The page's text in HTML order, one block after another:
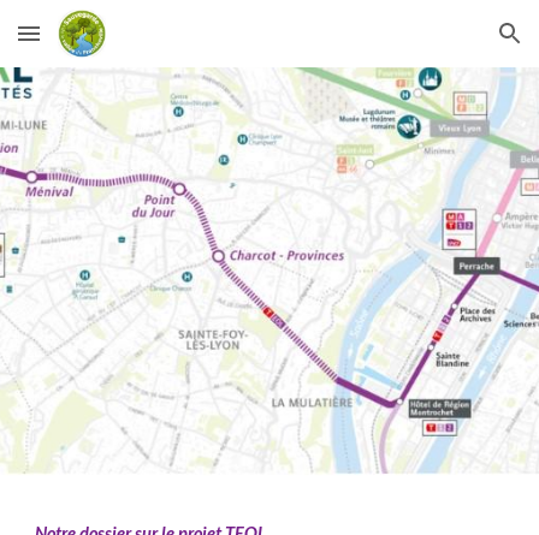
Skip to main content Skip to navigation